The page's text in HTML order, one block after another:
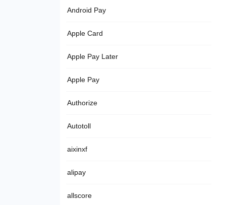
Android Pay
Apple Card
Apple Pay Later
Apple Pay
Authorize
Autotoll
aixinxf
alipay
allscore